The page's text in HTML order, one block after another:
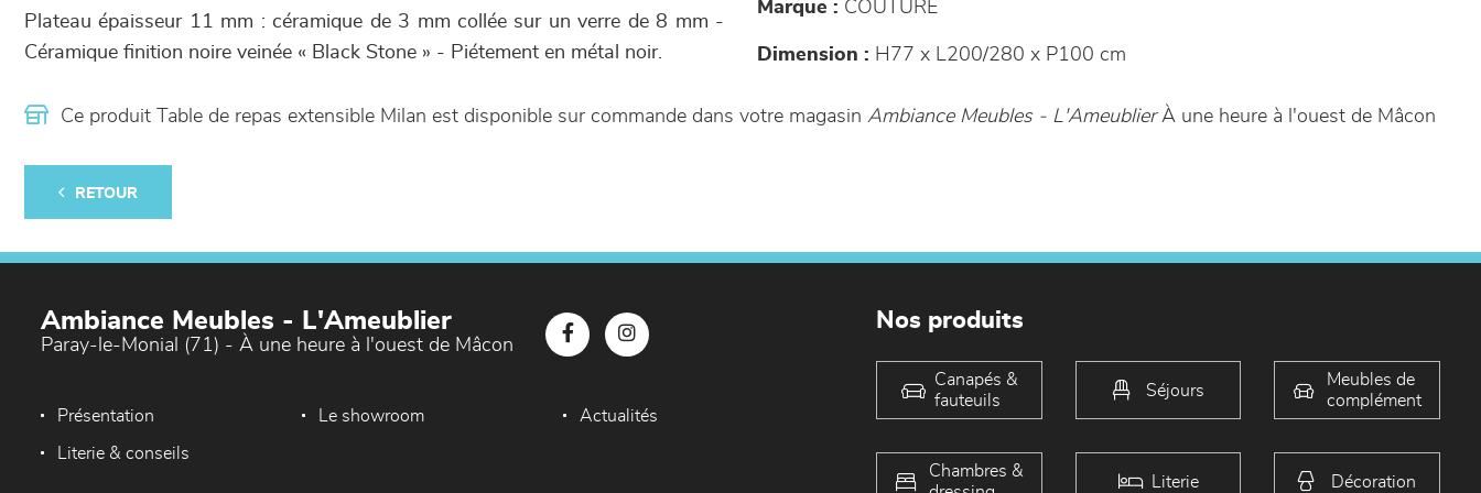
Plateau épaisseur 11 mm : céramique de 3 mm collée sur un verre de 8 mm -
Céramique finition noire veinée « Black Stone » - Piétement en métal noir.
Marque : COUTURE
Dimension : H77 x L200/280 x P100 cm
Ce produit Table de repas extensible Milan est disponible sur commande dans votre magasin Ambiance Meubles - L'AmeublierÀ une heure à l'ouest de Mâcon
RETOUR
Ambiance Meubles - L'Ameublier
Paray-le-Monial (71) - À une heure à l'ouest de Mâcon
Présentation Le showroom Actualités
Literie & conseils
Nos produits
Canapés &
fauteuils
Séjours
Meubles de
complément
Chambres &
Literie Décoration